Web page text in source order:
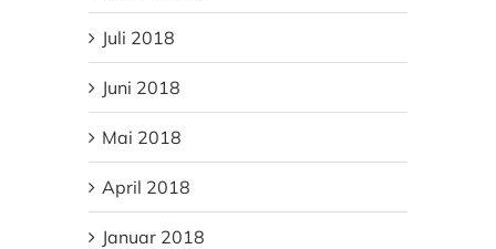
Juli 2018
Juni 2018
Mai 2018
April 2018
Januar 2018